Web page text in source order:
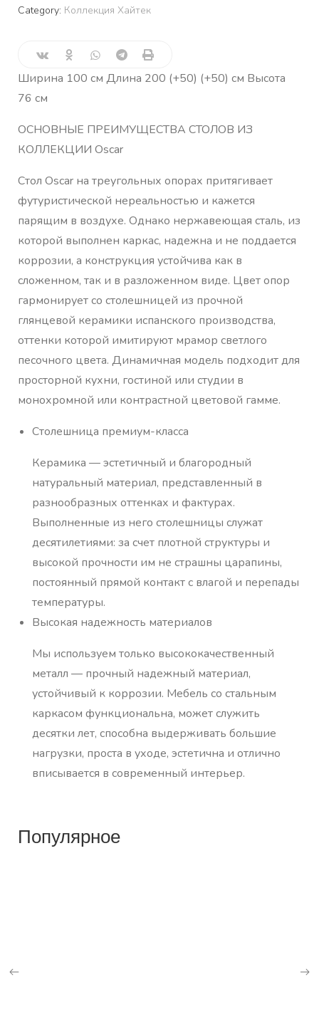
Category: Коллекция Хайтек
Ширина 100 см Длина 200 (+50) (+50) см Высота
76 см
ОСНОВНЫЕ ПРЕИМУЩЕСТВА СТОЛОВ ИЗ
КОЛЛЕКЦИИ Oscar
Стол Oscar на треугольных опорах притягивает
футуристической нереальностью и кажется
парящим в воздухе. Однако нержавеющая сталь, из
которой выполнен каркас, надежна и не поддается
коррозии, а конструкция устойчива как в
сложенном, так и в разложенном виде. Цвет опор
гармонирует со столешницей из прочной
глянцевой керамики испанского производства,
оттенки которой имитируют мрамор светлого
песочного цвета. Динамичная модель подходит для
просторной кухни, гостиной или студии в
монохромной или контрастной цветовой гамме.
Столешница премиум-класса
Керамика — эстетичный и благородный
натуральный материал, представленный в
разнообразных оттенках и фактурах.
Выполненные из него столешницы служат
десятилетиями: за счет плотной структуры и
высокой прочности им не страшны царапины,
постоянный прямой контакт с влагой и перепады
температуры.
Высокая надежность материалов
Мы используем только высококачественный
металл — прочный надежный материал,
устойчивый к коррозии. Мебель со стальным
каркасом функциональна, может служить
десятки лет, способна выдерживать большие
нагрузки, проста в уходе, эстетична и отлично
вписывается в современный интерьер.
Популярное